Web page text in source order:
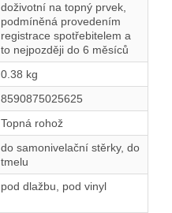
doživotní na topný prvek,
podmíněná provedením
registrace spotřebitelem a
to nejpozději do 6 měsíců
0.38 kg
8590875025625
Topná rohož
do samonivelační stěrky, do
tmelu
pod dlažbu, pod vinyl